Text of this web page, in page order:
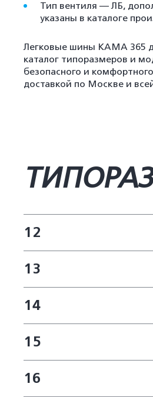
Тип вентиля — ЛБ,
указаны в каталоге
Легковые шины КАМА 365
каталог типоразмеров и
безопасного и
доставкой по Москве и
12
13
14
15
16